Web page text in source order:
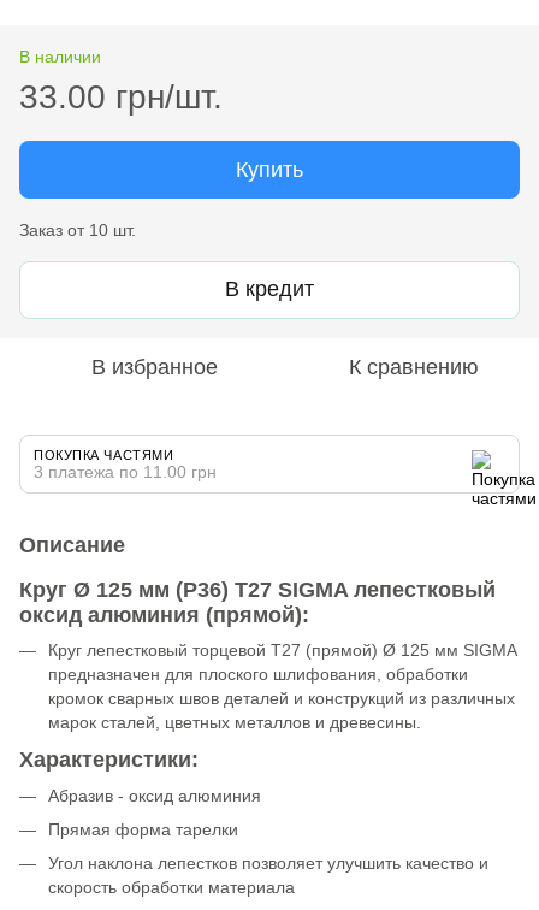
В наличии
33.00 грн/шт.
Купить
Заказ от 10 шт.
В кредит
В избранное К сравнению
ПОКУПКА ЧАСТЯМИ
3 платежа по 11.00 грн
Описание
Круг Ø 125 мм (P36) Т27 SIGMA лепестковый
оксид алюминия (прямой):
Круг лепестковый торцевой Т27 (прямой) Ø 125 мм SIGMA
предназначен для плоского шлифования, обработки
кромок сварных швов деталей и конструкций из различных
марок сталей, цветных металлов и древесины.
Характеристики:
Абразив - оксид алюминия
Прямая форма тарелки
Угол наклона лепестков позволяет улучшить качество и
скорость обработки материала